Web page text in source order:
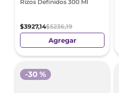
Rizos Definidos 300 Ml
$3927,14$5236,19
Agregar
-30 %